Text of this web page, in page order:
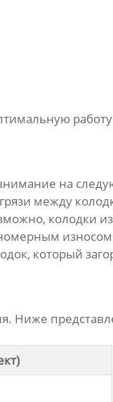
на
между
колодки
износом
который
Ниже